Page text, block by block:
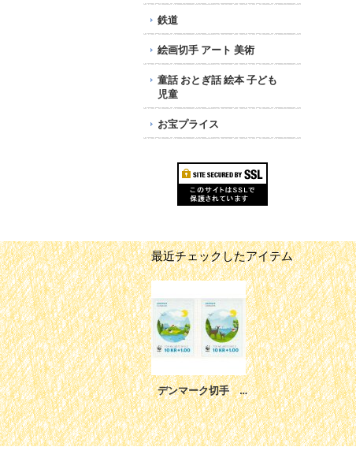
鉄道
絵画切手 アート 美術
童話 おとぎ話 絵本 子ども
児童
お宝プライス
最近チェックしたアイテム
デンマーク切手 2015年 自然保護 WWF 鹿 2種